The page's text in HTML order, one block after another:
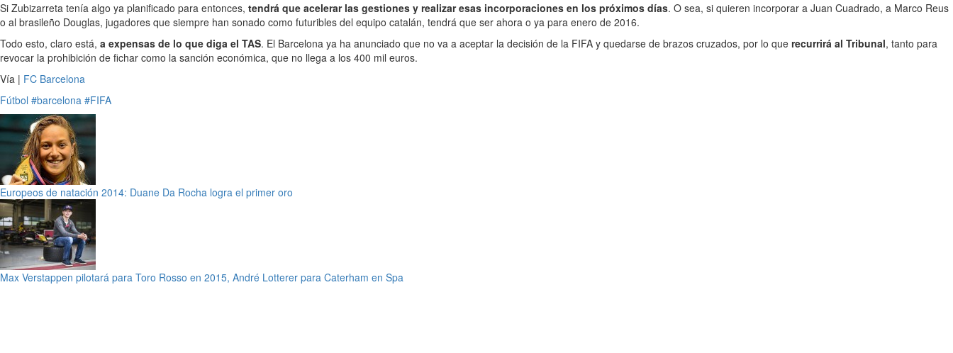
Si Zubizarreta tenía algo ya planificado para entonces, tendrá que acelerar las gestiones y realizar esas incorporaciones en los próximos días. O sea, si quieren incorporar a Juan Cuadrado, a Marco Reus
o al brasileño Douglas, jugadores que siempre han sonado como futuribles del equipo catalán, tendrá que ser ahora o ya para enero de 2016.
Todo esto, claro está, a expensas de lo que diga el TAS. El Barcelona ya ha anunciado que no va a aceptar la decisión de la FIFA y quedarse de brazos cruzados, por lo que recurrirá al Tribunal, tanto para
revocar la prohibición de fichar como la sanción económica, que no llega a los 400 mil euros.
Vía | FC Barcelona
Fútbol #barcelona #FIFA
Europeos de natación 2014: Duane Da Rocha logra el primer oro
Max Verstappen pilotará para Toro Rosso en 2015, André Lotterer para Caterham en Spa